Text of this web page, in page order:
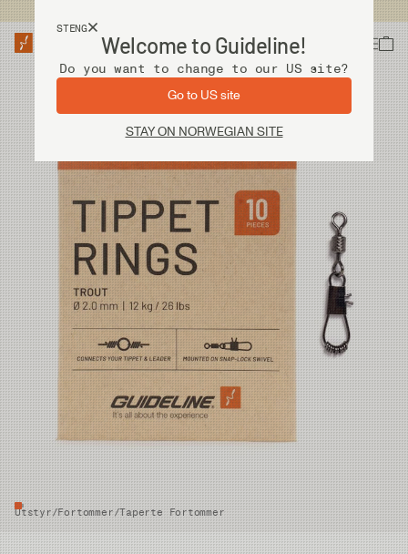
STENG
Welcome to Guideline!
Do you want to change to our US site?
Go to US site
STAY ON NORWEGIAN SITE
Utstyr/Fortommer/Taperte Fortommer